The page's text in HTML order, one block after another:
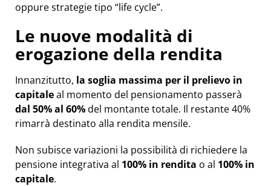
oppure strategie tipo “life cycle”.
Le nuove modalità di
erogazione della rendita
Innanzitutto, la soglia massima per il prelievo in
capitaleal momento del pensionamento passerà
dal 50% al 60%del montante totale. Il restante 40%
rimarrà destinato alla rendita mensile.
Non subisce variazioni la possibilità di richiedere la
pensione integrativa al 100% in rendita o al 100% in
capitale.